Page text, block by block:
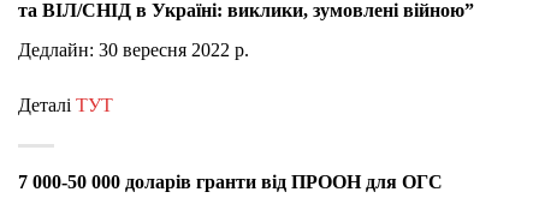
та ВІЛ/СНІД в Україні: виклики, зумовлені війною”
Дедлайн: 30 вересня 2022 р.
Деталі ТУТ
7 000-50 000 доларів гранти від ПРООН для ОГС